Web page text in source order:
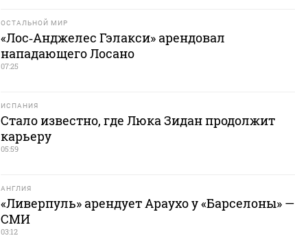
ОСТАЛЬНОЙ МИР
«Лос‑Анджелес Гэлакси» арендовал
нападающего Лосано
07:25
ИСПАНИЯ
Стало известно, где Люка Зидан продолжит
карьеру
05:59
АНГЛИЯ
«Ливерпуль» арендует Араухо у «Барселоны» —
СМИ
03:12